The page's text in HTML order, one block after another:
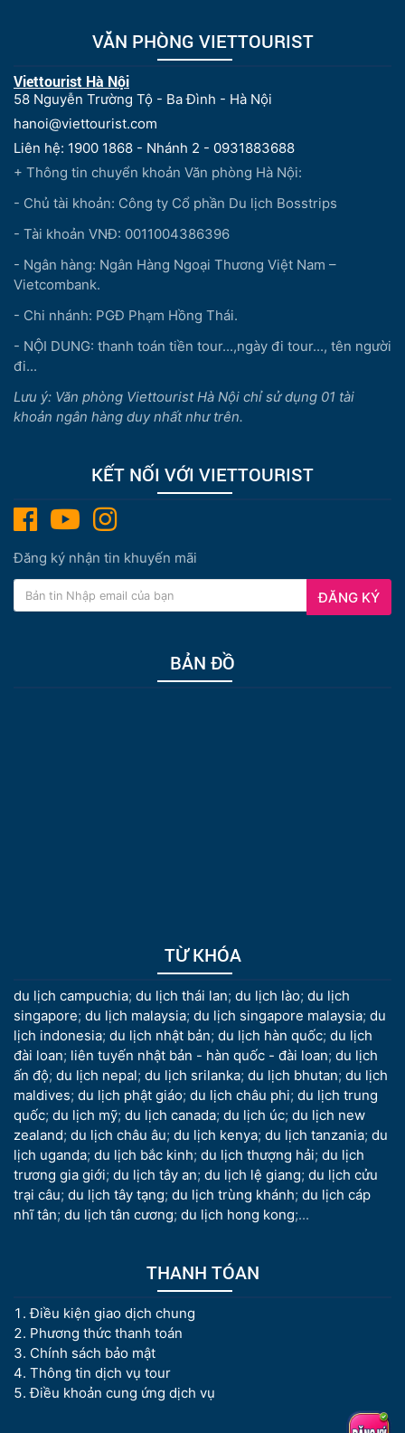
VĂN PHÒNG VIETTOURIST
Viettourist Hà Nội
58 Nguyễn Trường Tộ - Ba Đình - Hà Nội
hanoi@viettourist.com
Liên hệ: 1900 1868 - Nhánh 2 - 0931883688
+ Thông tin chuyển khoản Văn phòng Hà Nội:
- Chủ tài khoản: Công ty Cổ phần Du lịch Bosstrips
- Tài khoản VNĐ: 0011004386396
- Ngân hàng: Ngân Hàng Ngoại Thương Việt Nam –
Vietcombank.
- Chi nhánh: PGĐ Phạm Hồng Thái.
- NỘI DUNG: thanh toán tiền tour...,ngày đi tour..., tên người
đi...
Lưu ý: Văn phòng Viettourist Hà Nội chỉ sử dụng 01 tài
khoản ngân hàng duy nhất như trên.
KẾT NỐI VỚI VIETTOURIST
Đăng ký nhận tin khuyến mãi
ĐĂNG KÝ
BẢN ĐỒ
TỪ KHÓA
du lịch campuchia; du lịch thái lan; du lịch lào; du lịch
singapore; du lịch malaysia; du lịch singapore malaysia; du
lịch indonesia; du lịch nhật bản; du lịch hàn quốc; du lịch
đài loan; liên tuyến nhật bản - hàn quốc - đài loan; du lịch
ấn độ; du lịch nepal; du lịch srilanka; du lịch bhutan; du lịch
maldives; du lịch phật giáo; du lịch châu phi; du lịch trung
quốc; du lịch mỹ; du lịch canada; du lịch úc; du lịch new
zealand; du lịch châu âu; du lịch kenya; du lịch tanzania; du
lịch uganda; du lịch bắc kinh; du lịch thượng hải; du lịch
trương gia giới; du lịch tây an; du lịch lệ giang; du lịch cửu
trại câu; du lịch tây tạng; du lịch trùng khánh; du lịch cáp
nhĩ tân; du lịch tân cương; du lịch hong kong;...
THANH TÓAN
Điều kiện giao dịch chung
Phương thức thanh toán
Chính sách bảo mật
Thông tin dịch vụ tour
Điều khoản cung ứng dịch vụ